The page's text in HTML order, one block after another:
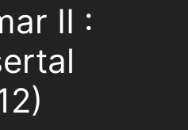
II :